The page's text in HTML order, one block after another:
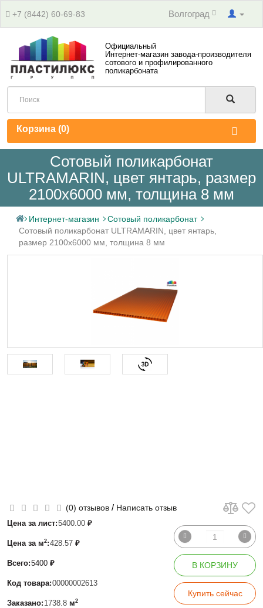
+7 (8442) 60-69-83 Волгоград
Официальный
Интернет-магазин завода-производителя
сотового и профилированного
поликарбоната
Корзина (0)
Сотовый поликарбонат
ULTRAMARIN, цвет янтарь, размер
2100x6000 мм, толщина 8 мм
Интернет-магазин
Сотовый поликарбонат
Сотовый поликарбонат ULTRAMARIN, цвет янтарь,
размер 2100x6000 мм, толщина 8 мм
(0) отзывов / Написать отзыв
Цена за лист:5400.00 ₽
Цена за м2:428.57 ₽
Всего:5400 ₽
Код товара:00000002613
Заказано: 1738.8 м2
В КОРЗИНУ
Купить сейчас